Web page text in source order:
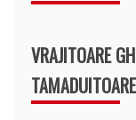
VRAJITOARE